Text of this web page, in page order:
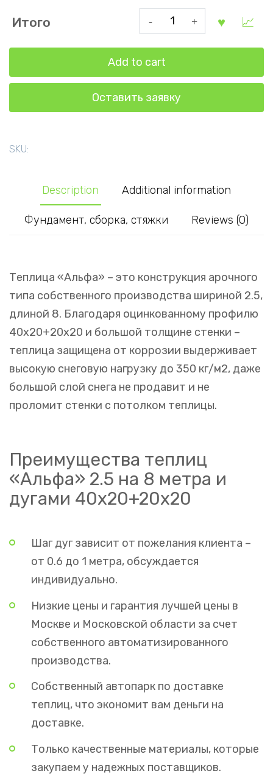
Арочная
теплица
Классическая
2.5
на
8
метров
Add to cart
Оставить заявку
Итого
SKU:
Description Additional information
Фундамент, сборка, стяжки Reviews (0)
Теплица «Альфа» – это конструкция арочного
типа собственного производства шириной 2.5,
длиной 8. Благодаря оцинкованному профилю
40х20+20х20 и большой толщине стенки –
теплица защищена от коррозии выдерживает
высокую снеговую нагрузку до 350 кг/м2, даже
большой слой снега не продавит и не
проломит стенки с потолком теплицы.
Преимущества теплиц
«Альфа» 2.5 на 8 метра и
дугами 40х20+20х20
Шаг дуг зависит от пожелания клиента –
от 0.6 до 1 метра, обсуждается
индивидуально.
Низкие цены и гарантия лучшей цены в
Москве и Московской области за счет
собственного автоматизированного
производства.
Собственный автопарк по доставке
теплиц, что экономит вам деньги на
доставке.
Только качественные материалы, которые
закупаем у надежных поставщиков.